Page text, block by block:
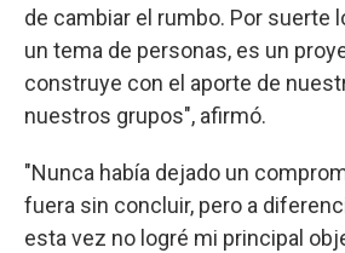
de cambiar el rumbo. Por suerte
un tema de personas, es un
construye con el aporte de
nuestros grupos", afirmó.
"Nunca había dejado un
fuera sin concluir, pero a
esta vez no logré mi principal